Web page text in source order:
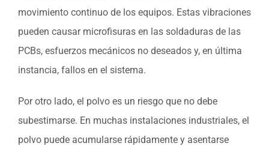
movimiento continuo de los equipos. Estas vibraciones
pueden causar microfisuras en las soldaduras de las
PCBs, esfuerzos mecánicos no deseados y, en última
instancia, fallos en el sistema.
Por otro lado, el polvo es un riesgo que no debe
subestimarse. En muchas instalaciones industriales, el
polvo puede acumularse rápidamente y asentarse